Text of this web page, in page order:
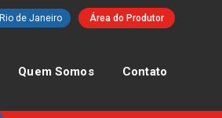
Rio de Janeiro Área do Produtor
Quem Somos Contato